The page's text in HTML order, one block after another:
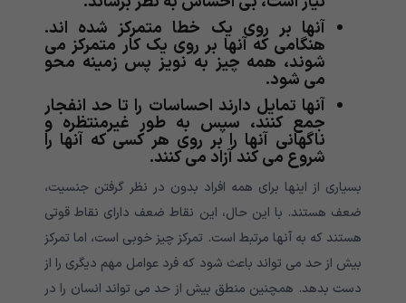
آنها بر روی یک خطا متمرکز شده اند.
هنگامی که آنها بر روی یک کار متمرکز می
شوند، همه چیز به نویز پس زمینه محو
می شود.
آنها تمایل دارند احساسات را تا حد انفجار
جمع کنند، سپس به طور غیرمنتظره و
ناگهانی آنها را بر روی هر کسی که آنها را
شروع می کند آزاد می کنند.
بسیاری از اینها برای همه افراد بدون در نظر گرفتن جنسیت،
ضعف هستند. با این حال، این نقاط ضعف دارای نقاط قوتی
هستند که به آنها مرتبط است. تمرکز چیز خوبی است، اما تمرکز
بیش از حد می تواند باعث شود که فرد عوامل مهم دیگری را از
دست بدهد. همچنین منطق بیش از حد می تواند انسان را در